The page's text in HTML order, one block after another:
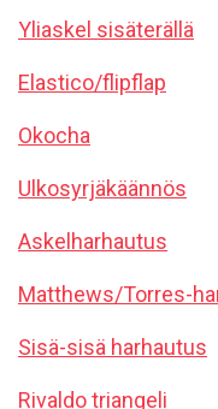
Yliaskel sisäterällä
Elastico/flipflap
Okocha
Ulkosyrjäkäännös
Askelharhautus
Matthews/Torres-
Sisä-sisä harhautus
Rivaldo triangeli